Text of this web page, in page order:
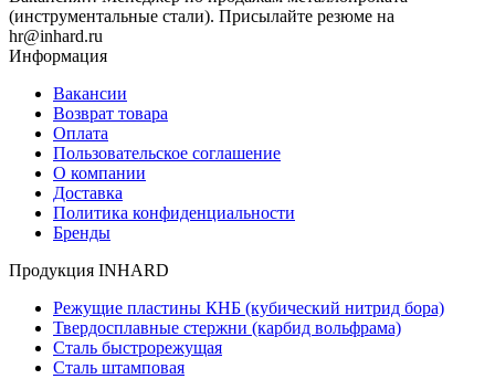
(инструментальные стали). Присылайте резюме на
hr@inhard.ru
Информация
Вакансии
Возврат товара
Оплата
Пользовательское соглашение
О компании
Доставка
Политика конфиденциальности
Бренды
Продукция INHARD
Режущие пластины КНБ (кубический нитрид бора)
Твердосплавные стержни (карбид вольфрама)
Сталь быстрорежущая
Сталь штамповая